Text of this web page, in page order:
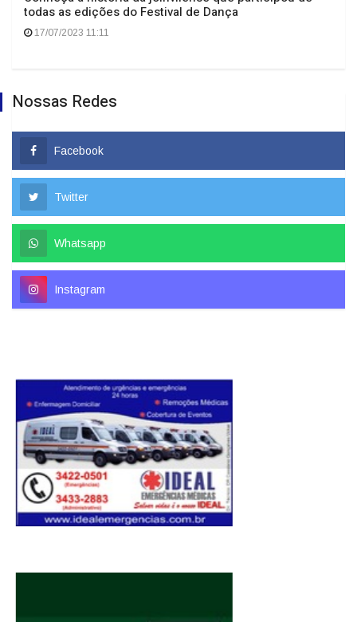
todas as edições do Festival de Dança
17/07/2023 11:11
Nossas Redes
Facebook
Twitter
Whatsapp
Instagram